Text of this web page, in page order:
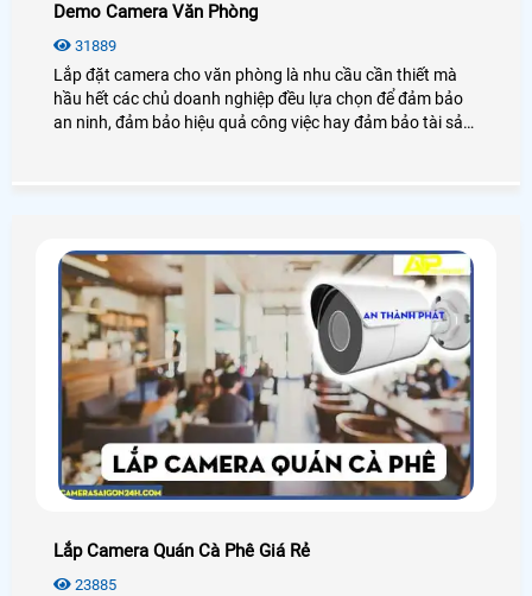
Demo Camera Văn Phòng
31889
Lắp đặt camera cho văn phòng là nhu cầu cần thiết mà
hầu hết các chủ doanh nghiệp đều lựa chọn để đảm bảo
an ninh, đảm bảo hiệu quả công việc hay đảm bảo tài sản
Lắp Camera Quán Cà Phê Giá Rẻ
23885